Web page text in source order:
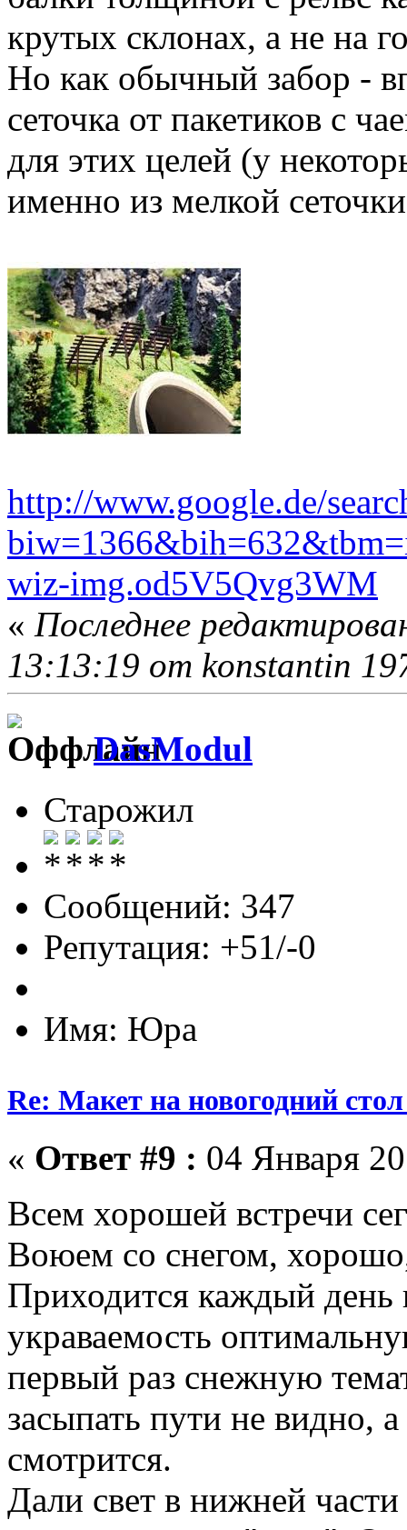
крутых склонах, а не на
Но как обычный забор -
сеточка от пакетиков с
для этих целей (у
именно из мелкой
http://www.google.de/
wiz-img.od5V5Qvg3WM
« Последнее
13:13:19 от konstantin
DasModul
Старожил
Сообщений: 347
Репутация: +51/-0
Имя: Юра
Re: Макет на новогодний
« Ответ #9 : 04 Января
Всем хорошей встречи
Воюем со снегом,
Приходится каждый день
украваемость
первый раз снежную
засыпать пути не видно,
смотрится.
Дали свет в нижней части